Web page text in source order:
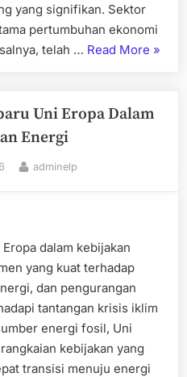
yang signifikan. Sektor
pertumbuhan ekonomi
telah … Read More
Asia
»
Uni Eropa Dalam
Energi
By
adminelp
dalam kebijakan
yang kuat terhadap
dan pengurangan
tantangan krisis iklim
energi fosil, Uni
kebijakan yang
transisi menuju energi